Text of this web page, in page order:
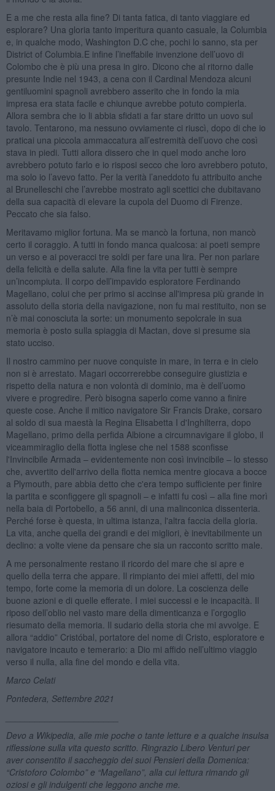
E a me che resta alla fine? Di tanta fatica, di tanto viaggiare ed
esplorare? Una gloria tanto imperitura quanto casuale, la Columbia
e, in qualche modo, Washington D.C che, pochi lo sanno, sta per
District of Columbia.E infine l’ineffabile invenzione dell’uovo di
Colombo che è più una presa in giro. Dicono che al ritorno dalle
presunte Indie nel 1943, a cena con il Cardinal Mendoza alcuni
gentiluomini spagnoli avrebbero asserito che in fondo la mia
impresa era stata facile e chiunque avrebbe potuto compierla.
Allora sembra che io li abbia sfidati a far stare dritto un uovo sul
tavolo. Tentarono, ma nessuno ovviamente ci riuscì, dopo di che io
praticai una piccola ammaccatura all’estremità dell’uovo che così
stava in piedi. Tutti allora dissero che in quel modo anche loro
avrebbero potuto farlo e io risposi secco che loro avrebbero potuto,
ma solo io l’avevo fatto. Per la verità l’aneddoto fu attribuito anche
al Brunelleschi che l’avrebbe mostrato agli scettici che dubitavano
della sua capacità di elevare la cupola del Duomo di Firenze.
Peccato che sia falso.
Meritavamo miglior fortuna. Ma se mancò la fortuna, non mancò
certo il coraggio. A tutti in fondo manca qualcosa: ai poeti sempre
un verso e ai poveracci tre soldi per fare una lira. Per non parlare
della felicità e della salute. Alla fine la vita per tutti è sempre
un’incompiuta. Il corpo dell’impavido esploratore Ferdinando
Magellano, colui che per primo si accinse all'impresa più grande in
assoluto della storia della navigazione, non fu mai restituito, non se
n’è mai conosciuta la sorte: un monumento sepolcrale in sua
memoria è posto sulla spiaggia di Mactan, dove si presume sia
stato ucciso.
Il nostro cammino per nuove conquiste in mare, in terra e in cielo
non si è arrestato. Magari occorrerebbe conseguire giustizia e
rispetto della natura e non volontà di dominio, ma è dell’uomo
vivere e progredire. Però bisogna saperlo come vanno a finire
queste cose. Anche il mitico navigatore Sir Francis Drake, corsaro
al soldo di sua maestà la Regina Elisabetta I d'Inghilterra, dopo
Magellano, primo della perfida Albione a circumnavigare il globo, il
viceammiraglio della flotta inglese che nel 1588 sconfisse
l'Invincibile Armada – evidentemente non così invincibile – lo stesso
che, avvertito dell'arrivo della flotta nemica mentre giocava a bocce
a Plymouth, pare abbia detto che c'era tempo sufficiente per finire
la partita e sconfiggere gli spagnoli – e infatti fu così – alla fine morì
nella baia di Portobello, a 56 anni, di una malinconica dissenteria.
Perché forse è questa, in ultima istanza, l'altra faccia della gloria.
La vita, anche quella dei grandi e dei migliori, è inevitabilmente un
declino: a volte viene da pensare che sia un racconto scritto male.
A me personalmente restano il ricordo del mare che si apre e
quello della terra che appare. Il rimpianto dei miei affetti, del mio
tempo, forte come la memoria di un dolore. La coscienza delle
buone azioni e di quelle efferate. I miei successi e le incapacità. Il
riposo dell’oblio nel vasto mare della dimenticanza e l’orgoglio
riesumato della memoria. Il sudario della storia che mi avvolge. E
allora “addio” Cristóbal, portatore del nome di Cristo, esploratore e
navigatore incauto e temerario: a Dio mi affido nell’ultimo viaggio
verso il nulla, alla fine del mondo e della vita.
Marco Celati
Pontedera, Settembre 2021
Devo a Wikipedia, alle mie poche o tante letture e a qualche insulsa
riflessione sulla vita questo scritto. Ringrazio Libero Venturi per
aver consentito il saccheggio dei suoi Pensieri della Domenica:
“Cristoforo Colombo” e “Magellano”, alla cui lettura rimando gli
oziosi e gli indulgenti che leggono anche me.